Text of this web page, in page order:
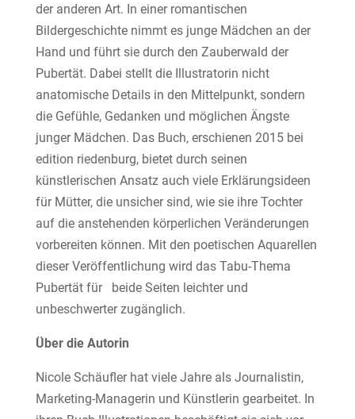
der anderen Art. In einer romantischen
Bildergeschichte nimmt es junge Mädchen an der
Hand und führt sie durch den Zauberwald der
Pubertät. Dabei stellt die Illustratorin nicht
anatomische Details in den Mittelpunkt, sondern
die Gefühle, Gedanken und möglichen Ängste
junger Mädchen. Das Buch, erschienen 2015 bei
edition riedenburg, bietet durch seinen
künstlerischen Ansatz auch viele Erklärungsideen
für Mütter, die unsicher sind, wie sie ihre Tochter
auf die anstehenden körperlichen Veränderungen
vorbereiten können. Mit den poetischen Aquarellen
dieser Veröffentlichung wird das Tabu-Thema
Pubertät für beide Seiten leichter und
unbeschwerter zugänglich.
Über die Autorin
Nicole Schäufler hat viele Jahre als Journalistin,
Marketing-Managerin und Künstlerin gearbeitet. In